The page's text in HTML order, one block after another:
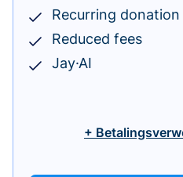
Recurring donation
Reduced fees
Jay·AI
+